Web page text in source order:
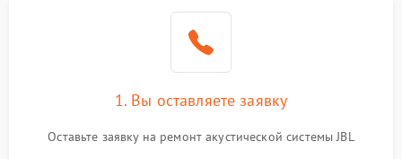
1. Вы оставляете заявку
Оставьте заявку на ремонт акустической системы JBL